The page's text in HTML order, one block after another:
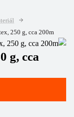
250 g, cca 200m
g, cca